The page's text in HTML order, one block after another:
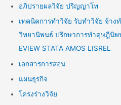
อภิปรายผลวิจัย ปริญญาโท
เทคนิคการทำวิจัย รับทำวิจัย จ้าง
วิทยานิพนธ์ ปรึกษาการทำดุษฎีนิพ
EVIEW STATA AMOS LISREL
เอกสารการสอน
แผนธุรกิจ
โครงร่างวิจัย